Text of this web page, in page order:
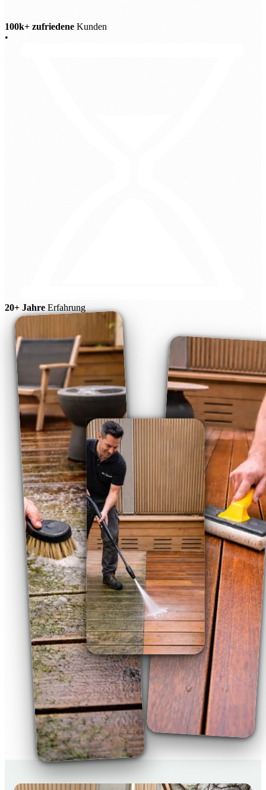
100k+ zufriedene Kunden
•
20+ Jahre Erfahrung